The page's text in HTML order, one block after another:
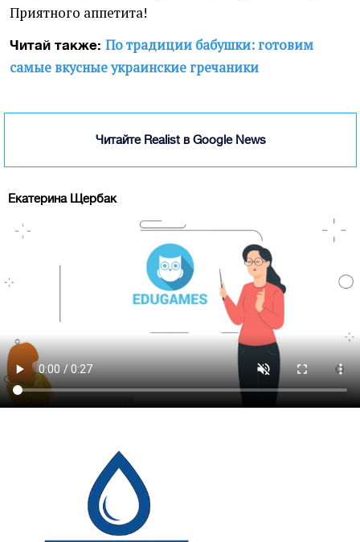
Приятного аппетита!
Читай также: По традиции бабушки: готовим
самые вкусные украинские гречаники
Читайте Realist в Google News
Екатерина Щербак